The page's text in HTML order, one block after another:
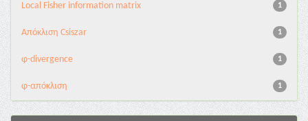
1
Local Fisher information matrix
1
Απόκλιση Csiszar
1
φ-divergence
1
φ-απόκλιση